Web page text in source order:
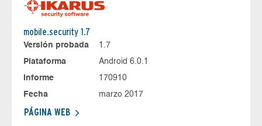
mobile.security 1.7
Versión probada
1.7
Plataforma
Android 6.0.1
Informe
170910
Fecha
marzo 2017
PÁGINA WEB